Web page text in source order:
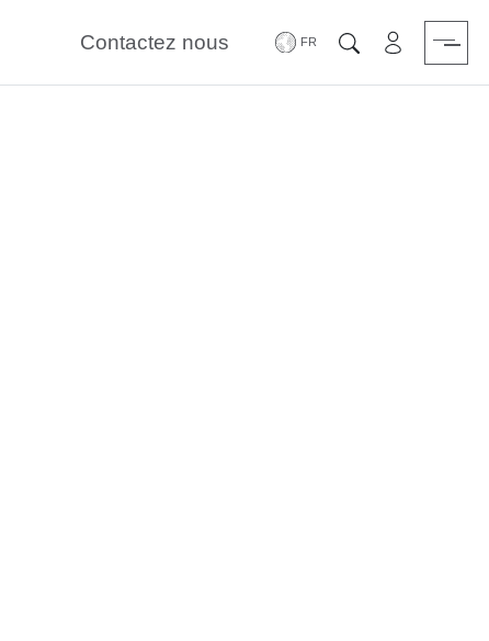
Contactez nous ChercherZone